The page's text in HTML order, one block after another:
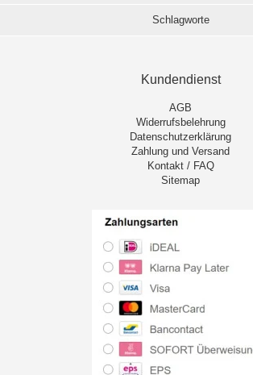
Schlagworte
Kundendienst
AGB
Widerrufsbelehrung
Datenschutzerklärung
Zahlung und Versand
Kontakt / FAQ
Sitemap